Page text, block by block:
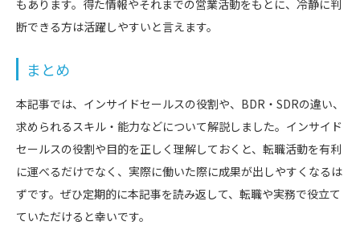
もあります。得た情報やそれまでの営業活動をもとに、冷静に判
断できる方は活躍しやすいと言えます。
まとめ
本記事では、インサイドセールスの役割や、BDR・SDRの違い、
求められるスキル・能力などについて解説しました。インサイド
セールスの役割や目的を正しく理解しておくと、転職活動を有利
に運べるだけでなく、実際に働いた際に成果が出しやすくなるは
ずです。ぜひ定期的に本記事を読み返して、転職や実務で役立て
ていただけると幸いです。